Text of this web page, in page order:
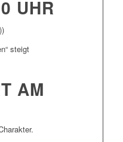
UHR
steigt
AM